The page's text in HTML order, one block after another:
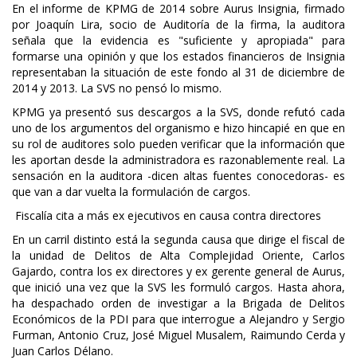
En el informe de KPMG de 2014 sobre Aurus Insignia, firmado
por Joaquín Lira, socio de Auditoría de la firma, la auditora
señala que la evidencia es "suficiente y apropiada" para
formarse una opinión y que los estados financieros de Insignia
representaban la situación de este fondo al 31 de diciembre de
2014 y 2013. La SVS no pensó lo mismo.
KPMG ya presentó sus descargos a la SVS, donde refutó cada
uno de los argumentos del organismo e hizo hincapié en que en
su rol de auditores solo pueden verificar que la información que
les aportan desde la administradora es razonablemente real. La
sensación en la auditora -dicen altas fuentes conocedoras- es
que van a dar vuelta la formulación de cargos.
Fiscalía cita a más ex ejecutivos en causa contra directores
En un carril distinto está la segunda causa que dirige el fiscal de
la unidad de Delitos de Alta Complejidad Oriente, Carlos
Gajardo, contra los ex directores y ex gerente general de Aurus,
que inició una vez que la SVS les formuló cargos. Hasta ahora,
ha despachado orden de investigar a la Brigada de Delitos
Económicos de la PDI para que interrogue a Alejandro y Sergio
Furman, Antonio Cruz, José Miguel Musalem, Raimundo Cerda y
Juan Carlos Délano.